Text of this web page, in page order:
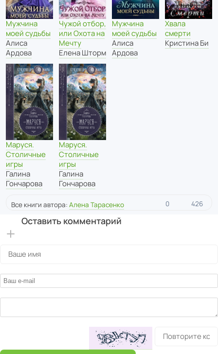
Мужчина
моей судьбы
Алиса
Ардова
Чужой отбор,
или Охота на
Мечту
Елена Шторм
Мужчина
моей судьбы
Алиса
Ардова
Хвала
смерти
Кристина Би
Маруся.
Столичные
игры
Галина
Гончарова
Маруся.
Столичные
игры
Галина
Гончарова
Все книги автора: Алена Тарасенко 0 426
Оставить комментарий